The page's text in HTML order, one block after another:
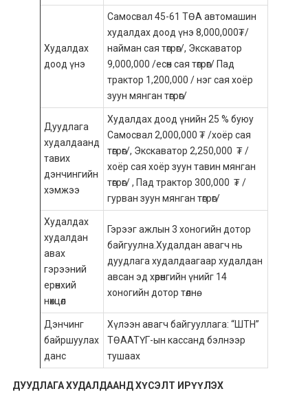
Худалдах
доод үнэ
Самосвал 45-61 ТӨА автомашин
худалдах доод үнэ 8,000,000₮/
найман сая төгрөг/, Экскаватор
9,000,000 /есөн сая төгрөг/ Пад
трактор 1,200,000 / нэг сая хоёр
зуун мянган төгрөг/
Дуудлага
худалдаанд
тавих
дэнчингийн
хэмжээ
Худалдах доод үнийн 25 % буюу
Самосвал 2,000,000 ₮ /хоёр сая
төгрөг/, Экскаватор 2,250,000 ₮ /
хоёр сая хоёр зуун тавин мянган
төгрөг/ , Пад трактор 300,000 ₮ /
гурван зуун мянган төгрөг/
Худалдах
худалдан
авах
гэрээний
ерөнхий
нөхцөл
Гэрээг ажлын 3 хоногийн дотор
байгуулна.Худалдан авагч нь
дуудлага худалдаагаар худалдан
авсан эд хөрөнгийн үнийг 14
хоногийн дотор төлнө.
Дэнчинг
байршуулах
данс
Хүлээн авагч байгууллага: “ШТН”
ТӨААТҮГ-ын кассанд бэлнээр
тушаах
ДУУДЛАГА ХУДАЛДААНД ХҮСЭЛТ ИРҮҮЛЭХ